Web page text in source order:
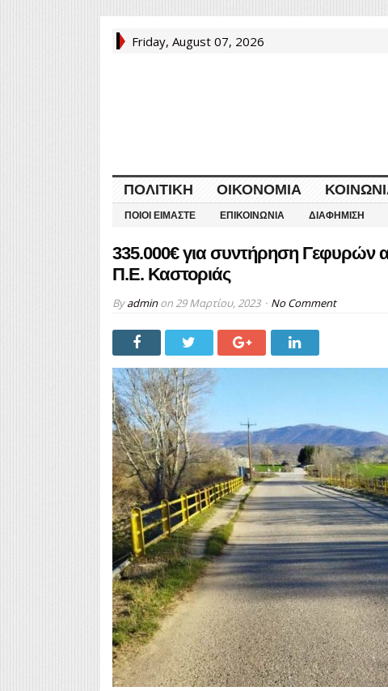
Friday, August 07, 2026
ΠΟΛΙΤΙΚΉ ΟΙΚΟΝΟΜΊΑ
ΠΟΙΟΙ ΕΊΜΑΣΤΕ ΕΠΙΚΟΙΝΩΝΊΑ ΔΙΑΦΉΜΙΣΗ
335.000€ για συντήρηση Γεφυρών
Π.Ε. Καστοριάς
Byadminon 29 Μαρτίου, 2023 No Comment